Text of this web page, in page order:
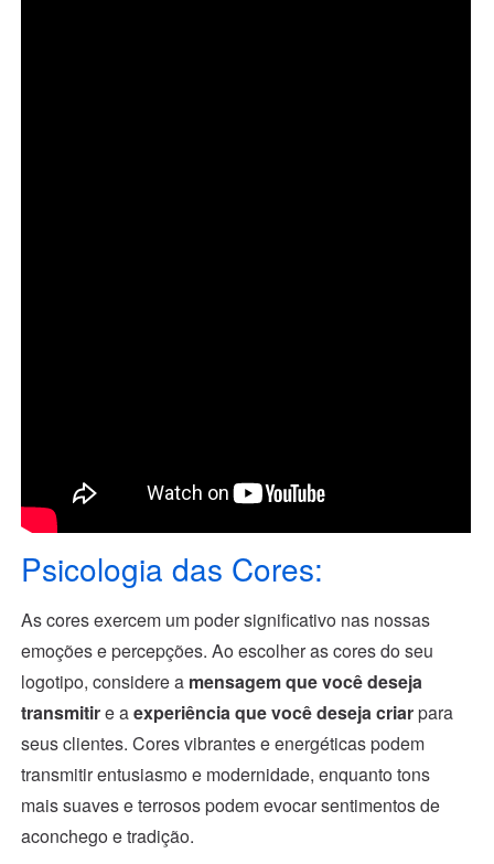
Psicologia das Cores:
As cores exercem um poder significativo nas nossas
emoções e percepções. Ao escolher as cores do seu
logotipo, considere a mensagem que você deseja
transmitire aexperiência que você deseja criarpara
seus clientes. Cores vibrantes e energéticas podem
transmitir entusiasmo e modernidade, enquanto tons
mais suaves e terrosos podem evocar sentimentos de
aconchego e tradição.